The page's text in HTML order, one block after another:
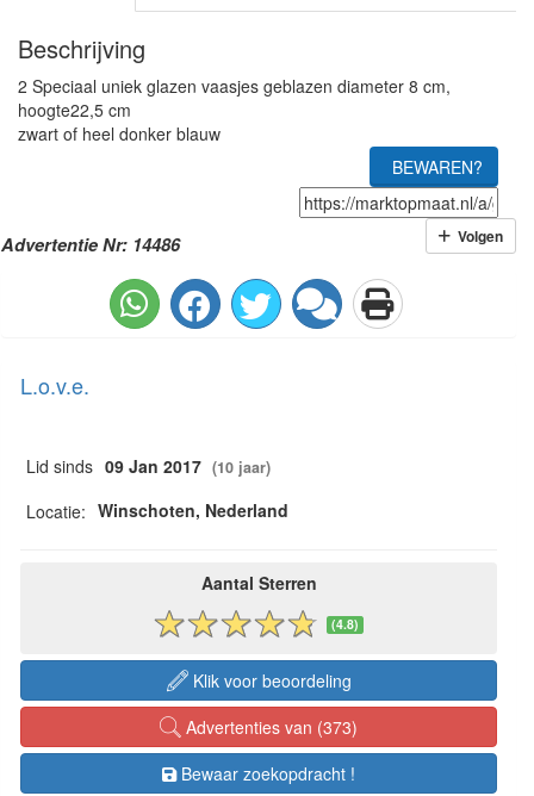
Beschrijving
2 Speciaal uniek glazen vaasjes geblazen diameter 8 cm,
hoogte22,5 cm
zwart of heel donker blauw
BEWAREN?
Advertentie Nr: 14486 Volgen
L.o.v.e.
Lid sinds 09 Jan 2017 (10 jaar)
Locatie: Winschoten, Nederland
Aantal Sterren
(4.8)
Klik voor beoordeling
Advertenties van (373)
Bewaar zoekopdracht !